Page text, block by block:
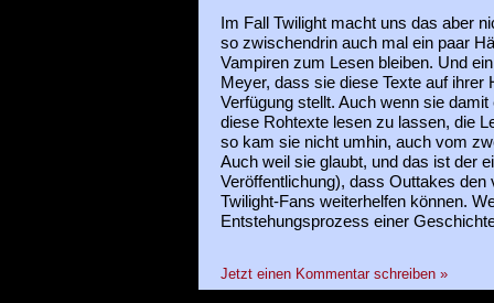
Im Fall Twilight macht uns das aber
so zwischendrin auch mal ein paar
Vampiren zum Lesen bleiben. Und
Meyer, dass sie diese Texte auf ihrer
Verfügung stellt. Auch wenn sie
diese Rohtexte lesen zu lassen, die
so kam sie nicht umhin, auch vom
Auch weil sie glaubt, und das ist der
Veröffentlichung), dass Outtakes den
Twilight-Fans weiterhelfen können.
Entstehungsprozess einer
Jetzt einen Kommentar schreiben »